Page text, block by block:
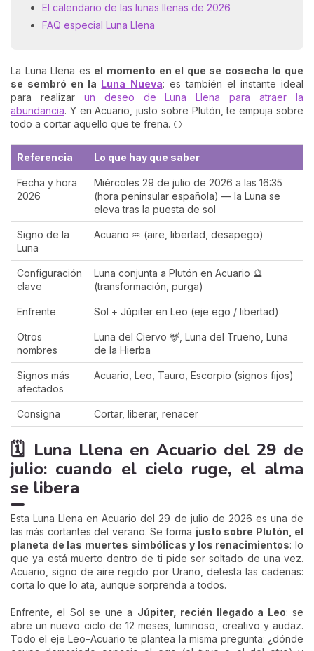
El calendario de las lunas llenas de 2026
FAQ especial Luna Llena
La Luna Llena es el momento en el que se cosecha lo que
se sembró en la Luna Nueva: es también el instante ideal
para realizar un deseo de Luna Llena para atraer la
abundancia. Y en Acuario, justo sobre Plutón, te empuja sobre
todo a cortar aquello que te frena. 🌕
Referencia Lo que hay que saber
Fecha y hora
2026
Miércoles 29 de julio de 2026 a las 16:35
(hora peninsular española) — la Luna se
eleva tras la puesta de sol
Signo de la
Luna
Acuario ♒ (aire, libertad, desapego)
Configuración
clave
Luna conjunta a Plutón en Acuario 🔮
(transformación, purga)
Enfrente Sol + Júpiter en Leo (eje ego / libertad)
Otros
nombres
Luna del Ciervo 🦌, Luna del Trueno, Luna
de la Hierba
Signos más
afectados
Acuario, Leo, Tauro, Escorpio (signos fijos)
Consigna Cortar, liberar, renacer
🗓️ Luna Llena en Acuario del 29 de
julio: cuando el cielo ruge, el alma
se libera
Esta Luna Llena en Acuario del 29 de julio de 2026 es una de
las más cortantes del verano. Se forma justo sobre Plutón, el
planeta de las muertes simbólicas y los renacimientos: lo
que ya está muerto dentro de ti pide ser soltado de una vez.
Acuario, signo de aire regido por Urano, detesta las cadenas:
corta lo que lo ata, aunque sorprenda a todos.
Enfrente, el Sol se une a Júpiter, recién llegado a Leo: se
abre un nuevo ciclo de 12 meses, luminoso, creativo y audaz.
Todo el eje Leo–Acuario te plantea la misma pregunta: ¿dónde